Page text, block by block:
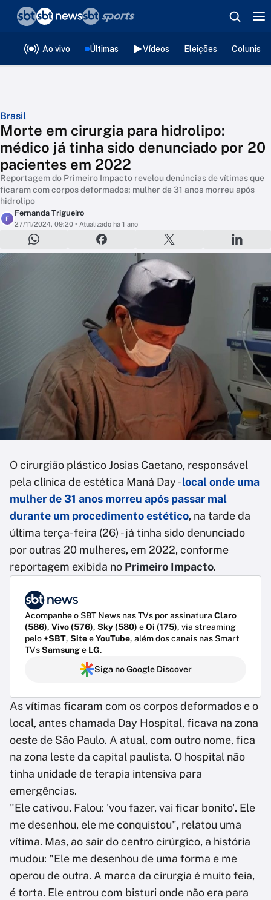
Ao vivo Últimas Vídeos Eleições
Brasil
Morte em cirurgia para hidrolipo:
médico já tinha sido denunciado por 20
pacientes em 2022
Reportagem do Primeiro Impacto revelou denúncias de vítimas que
ficaram com corpos deformados; mulher de 31 anos morreu após
hidrolipo
F
Fernanda Trigueiro
27/11/2024, 09:20 • Atualizado há 1 ano
O cirurgião plástico Josias Caetano, responsável
pela clínica de estética Maná Day -local onde uma
mulher de 31 anos morreu após passar mal
durante um procedimento estético, na tarde da
última terça-feira (26) - já tinha sido denunciado
por outras 20 mulheres, em 2022, conforme
reportagem exibida no Primeiro Impacto.
Acompanhe o SBT News nas TVs por assinatura Claro
(586), Vivo (576), Sky (580) eOi (175), via streaming
pelo+SBT, SiteeYouTube, além dos canais nas Smart
TVsSamsunge LG.
Siga no Google Discover
As vítimas ficaram com os corpos deformados e o
local, antes chamada Day Hospital, ficava na zona
oeste de São Paulo. A atual, com outro nome, fica
na zona leste da capital paulista. O hospital não
tinha unidade de terapia intensiva para
emergências.
"Ele cativou. Falou: 'vou fazer, vai ficar bonito'. Ele
me desenhou, ele me conquistou", relatou uma
vítima. Mas, ao sair do centro cirúrgico, a história
mudou: "Ele me desenhou de uma forma e me
operou de outra. A marca da cirurgia é muito feia,
é torta. Ele entrou com bisturi onde não era para
❮voltar
Editorias